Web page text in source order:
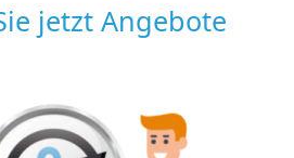
jetzt Angebote